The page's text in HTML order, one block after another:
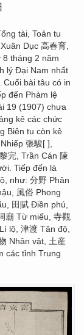
tài, Toản tu
Dục 高春育,
tháng 2 năm
lý Đại Nam nhất
Cuối bài tâu có in
đến Phàm lệ
19 (1907) chưa
kê các chức
Biên tu còn kê
張駿[ ],
完, Trần Cán 陳
Tiếp đến là
như: 分野 Phân
風俗 Phong
田賦 Điền phú,
廟 Từ miếu, 寺觀
lộ, 津渡 Tân độ,
Nhân vật, 土産
các tỉnh Trung